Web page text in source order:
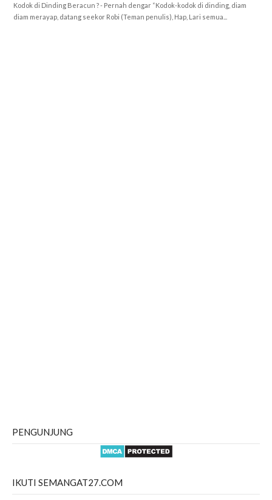
Kodok di Dinding Beracun ? - Pernah dengar “Kodok-kodok di dinding, diam
diam merayap, datang seekor Robi (Teman penulis), Hap, Lari semua...
PENGUNJUNG
IKUTI SEMANGAT27.COM